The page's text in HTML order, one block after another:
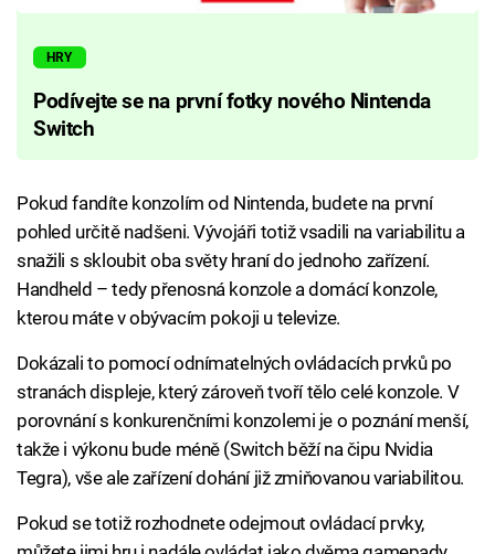
HRY
Podívejte se na první fotky nového Nintenda
Switch
Pokud fandíte konzolím od Nintenda, budete na první
pohled určitě nadšeni. Vývojáři totiž vsadili na variabilitu a
snažili s skloubit oba světy hraní do jednoho zařízení.
Handheld – tedy přenosná konzole a domácí konzole,
kterou máte v obývacím pokoji u televize.
Dokázali to pomocí odnímatelných ovládacích prvků po
stranách displeje, který zároveň tvoří tělo celé konzole. V
porovnání s konkurenčními konzolemi je o poznání menší,
takže i výkonu bude méně (Switch běží na čipu Nvidia
Tegra), vše ale zařízení dohání již zmiňovanou variabilitou.
Pokud se totiž rozhodnete odejmout ovládací prvky,